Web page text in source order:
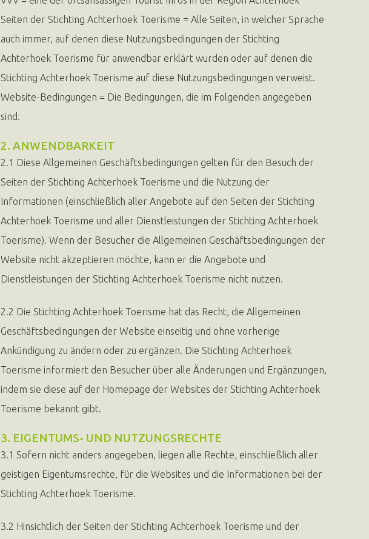
Seiten der Stichting Achterhoek Toerisme = Alle Seiten, in welcher Sprache
auch immer, auf denen diese Nutzungsbedingungen der Stichting
Achterhoek Toerisme für anwendbar erklärt wurden oder auf denen die
Stichting Achterhoek Toerisme auf diese Nutzungsbedingungen verweist.
Website-Bedingungen = Die Bedingungen, die im Folgenden angegeben
sind.
2. ANWENDBARKEIT
2.1 Diese Allgemeinen Geschäftsbedingungen gelten für den Besuch der
Seiten der Stichting Achterhoek Toerisme und die Nutzung der
Informationen (einschließlich aller Angebote auf den Seiten der Stichting
Achterhoek Toerisme und aller Dienstleistungen der Stichting Achterhoek
Toerisme). Wenn der Besucher die Allgemeinen Geschäftsbedingungen der
Website nicht akzeptieren möchte, kann er die Angebote und
Dienstleistungen der Stichting Achterhoek Toerisme nicht nutzen.
2.2 Die Stichting Achterhoek Toerisme hat das Recht, die Allgemeinen
Geschäftsbedingungen der Website einseitig und ohne vorherige
Ankündigung zu ändern oder zu ergänzen. Die Stichting Achterhoek
Toerisme informiert den Besucher über alle Änderungen und Ergänzungen,
indem sie diese auf der Homepage der Websites der Stichting Achterhoek
Toerisme bekannt gibt.
3. EIGENTUMS- UND NUTZUNGSRECHTE
3.1 Sofern nicht anders angegeben, liegen alle Rechte, einschließlich aller
geistigen Eigentumsrechte, für die Websites und die Informationen bei der
Stichting Achterhoek Toerisme.
3.2 Hinsichtlich der Seiten der Stichting Achterhoek Toerisme und der